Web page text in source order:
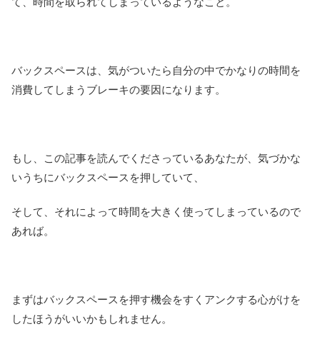
バックスペースは、気がついたら自分の中でかなりの時間を
消費してしまうブレーキの要因になります。
もし、この記事を読んでくださっているあなたが、気づかな
いうちにバックスペースを押していて、
そして、それによって時間を大きく使ってしまっているので
あれば。
まずはバックスペースを押す機会をすくアンクする心がけを
したほうがいいかもしれません。